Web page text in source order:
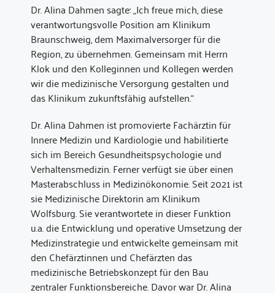
Dr. Alina Dahmen sagte: „Ich freue mich, diese
verantwortungsvolle Position am Klinikum
Braunschweig, dem Maximalversorger für die
Region, zu übernehmen. Gemeinsam mit Herrn
Klok und den Kolleginnen und Kollegen werden
wir die medizinische Versorgung gestalten und
das Klinikum zukunftsfähig aufstellen.“
Dr. Alina Dahmen ist promovierte Fachärztin für
Innere Medizin und Kardiologie und habilitierte
sich im Bereich Gesundheitspsychologie und
Verhaltensmedizin. Ferner verfügt sie über einen
Masterabschluss in Medizinökonomie. Seit 2021 ist
sie Medizinische Direktorin am Klinikum
Wolfsburg. Sie verantwortete in dieser Funktion
u.a. die Entwicklung und operative Umsetzung der
Medizinstrategie und entwickelte gemeinsam mit
den Chefärztinnen und Chefärzten das
medizinische Betriebskonzept für den Bau
zentraler Funktionsbereiche. Davor war Dr. Alina